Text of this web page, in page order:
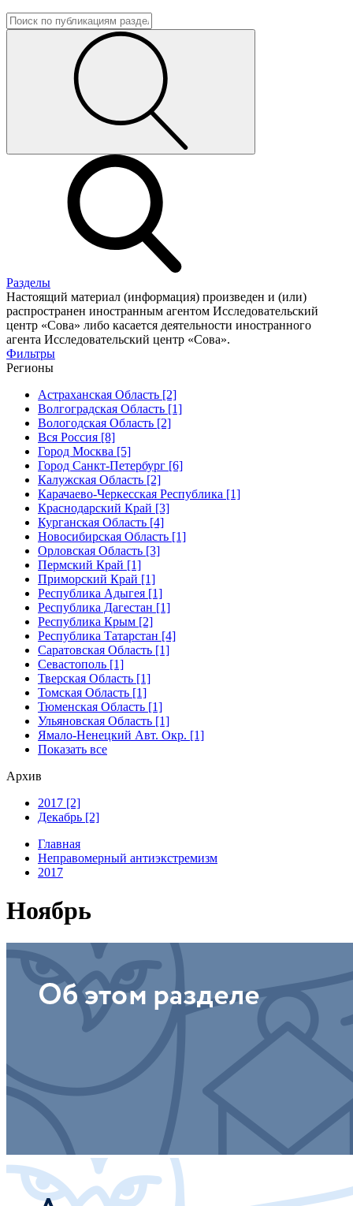
Разделы
Настоящий материал (информация) произведен и (или)
распространен иностранным агентом Исследовательский
центр «Сова» либо касается деятельности иностранного
агента Исследовательский центр «Сова».
Фильтры
Регионы
Астраханская Область [2]
Волгоградская Область [1]
Вологодская Область [2]
Вся Россия [8]
Город Москва [5]
Город Санкт-Петербург [6]
Калужская Область [2]
Карачаево-Черкесская Республика [1]
Краснодарский Край [3]
Курганская Область [4]
Новосибирская Область [1]
Орловская Область [3]
Пермский Край [1]
Приморский Край [1]
Республика Адыгея [1]
Республика Дагестан [1]
Республика Крым [2]
Республика Татарстан [4]
Саратовская Область [1]
Севастополь [1]
Тверская Область [1]
Томская Область [1]
Тюменская Область [1]
Ульяновская Область [1]
Ямало-Ненецкий Авт. Окр. [1]
Показать все
Архив
2017 [2]
Декабрь [2]
Главная
Неправомерный антиэкстремизм
2017
Ноябрь